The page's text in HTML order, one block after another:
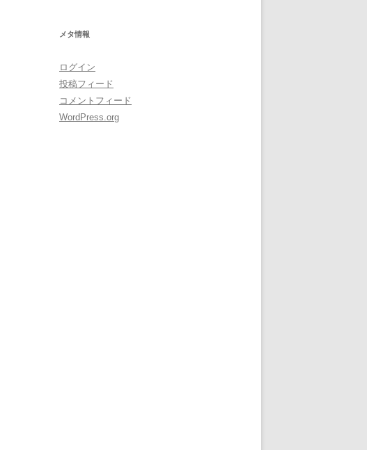
メタ情報
ログイン
投稿フィード
コメントフィード
WordPress.org